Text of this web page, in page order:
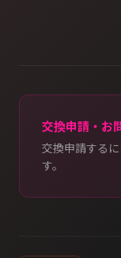
交換申請・お
交換申請する
す。